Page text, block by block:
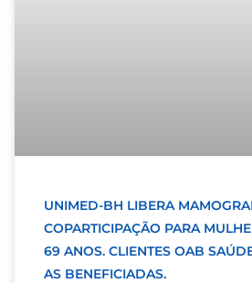
UNIMED-BH LIBERA
COPARTICIPAÇÃO PARA
69 ANOS. CLIENTES OAB
AS BENEFICIADAS.